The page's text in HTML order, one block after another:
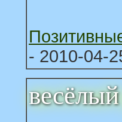
- 2010-04-